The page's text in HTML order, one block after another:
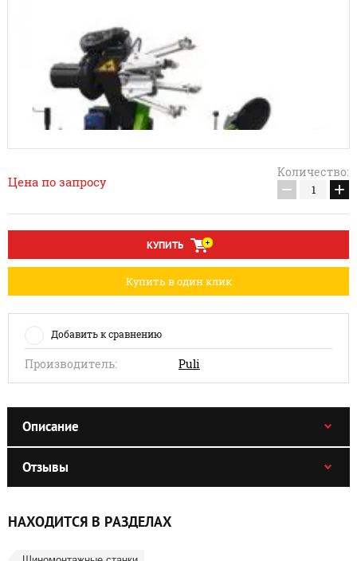
Цена по запросу
Количество:
− +
КУПИТЬ
Купить в один клик
Добавить к сравнению
Производитель: Puli
Описание
Отзывы
НАХОДИТСЯ В РАЗДЕЛАХ